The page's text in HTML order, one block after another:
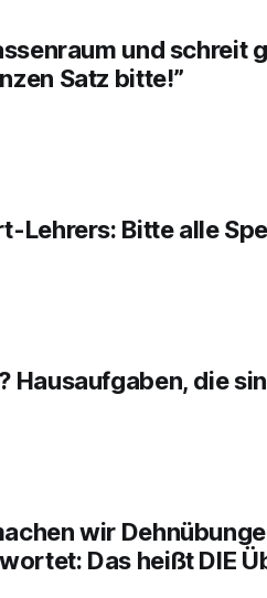
und schreit
Satz bitte!”
Lehrers: Bitte alle
Hausaufgaben, die
wir
Das heißt DIE